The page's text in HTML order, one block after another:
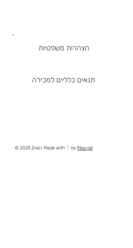
תנאים כלליים למכירה
הצהרות משפטיות
© 2025 Zrazi. Made with ♡ byMaa.gal